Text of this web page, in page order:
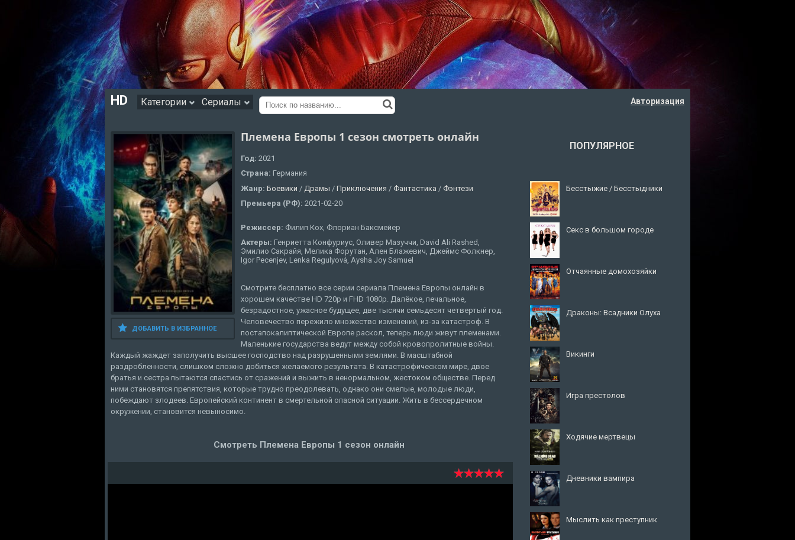
HD Категории Сериалы Авторизация
ДОБАВИТЬ В ИЗБРАННОЕ
Племена Европы 1 сезон смотреть онлайн
Год: 2021
Страна: Германия
Жанр: Боевики / Драмы / Приключения / Фантастика / Фэнтези
Премьера (РФ): 2021-02-20
Режиссер: Филип Кох, Флориан Баксмейер
Актеры: Генриетта Конфуриус, Оливер Мазуччи, David Ali Rashed,
Эмилио Сакрайя, Мелика Форутан, Ален Блажевич, Джеймс Фолкнер,
Igor Pecenjev, Lenka Regulyová, Aysha Joy Samuel
Смотрите бесплатно все серии сериала Племена Европы онлайн в
хорошем качестве HD 720p и FHD 1080p. Далёкое, печальное,
безрадостное, ужасное будущее, две тысячи семьдесят четвертый год.
Человечество пережило множество изменений, из-за катастроф. В
постапокалиптической Европе раскол, теперь люди живут племенами.
Маленькие государства ведут между собой кровопролитные войны.
Каждый жаждет заполучить высшее господство над разрушенными землями. В масштабной
раздробленности, слишком сложно добиться желаемого результата. В катастрофическом мире, двое
братья и сестра пытаются спастись от сражений и выжить в ненормальном, жестоком обществе. Перед
ними становятся препятствия, которые трудно преодолевать, однако они смелые, молодые люди,
побеждают злодеев. Европейский континент в смертельной опасной ситуации. Жить в бессердечном
окружении, становится невыносимо.
Смотреть Племена Европы 1 сезон онлайн
ПОПУЛЯРНОЕ
Бесстыжие / Бесстыдники
Секс в большом городе
Отчаянные домохозяйки
Драконы: Всадники Олуха
Викинги
Игра престолов
Ходячие мертвецы
Дневники вампира
Мыслить как преступник